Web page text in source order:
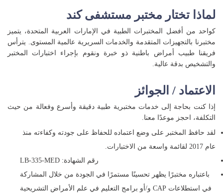
لماذا تختار مختبر مستشفى كند
كواحد من أفضل المختبرات الطبية في الإمارات العربية المتحدة، يتميز
مختبرنا بالتجهيزات المتقدمة والخدمات السريرية عالمية المستوى. يترأس
فريقنا طبيب أمراض باطنية ذو خبرة ونقوم بإجراء اختبارات المختبر
والتشخيص بدقة عالية.
الاعتماد / الجوائز
إذا كنت بحاجة إلى خدمات مختبرية طبية دقيقة وأسرع وفعالة من حيث
التكلفة، احجز موعدًا معنا.
لقد حافظ المختبر على وضع اعتماده للحفاظ على جودته وكفاءته منذ
عام 2017 لقائمة واسعة من الاختبارات.
رقم الشهادة: LB-335-MED
باعتباره مختبرًا يظهر تحسينًا مستمرًا في الجودة من خلال المشاركة
في استطلاعات CAP و/أو برامج التعليم في علم الأمراض التشريحية